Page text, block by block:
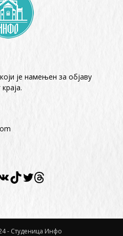
је намењен за објaву
VK TikTokTwitter
Twitter
- Студеница Инфо